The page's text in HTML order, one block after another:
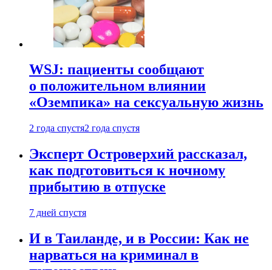
WSJ: пациенты сообщают
о положительном влиянии
«Оземпика» на сексуальную жизнь
2 года спустя2 года спустя
Эксперт Островерхий рассказал,
как подготовиться к ночному
прибытию в отпуске
7 дней спустя
И в Таиланде, и в России: Как не
нарваться на криминал в